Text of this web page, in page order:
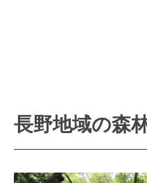
長野地域の森